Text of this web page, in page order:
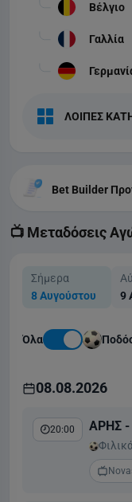
Βέλγιο
Γαλλία
ΛΟΙΠΕΣ
Bet Builder
📺 Μεταδόσεις
Σήμερα
8 Αυγούστου
9
Όλα
08.08.2026
20:00 ΑΡΗΣ -